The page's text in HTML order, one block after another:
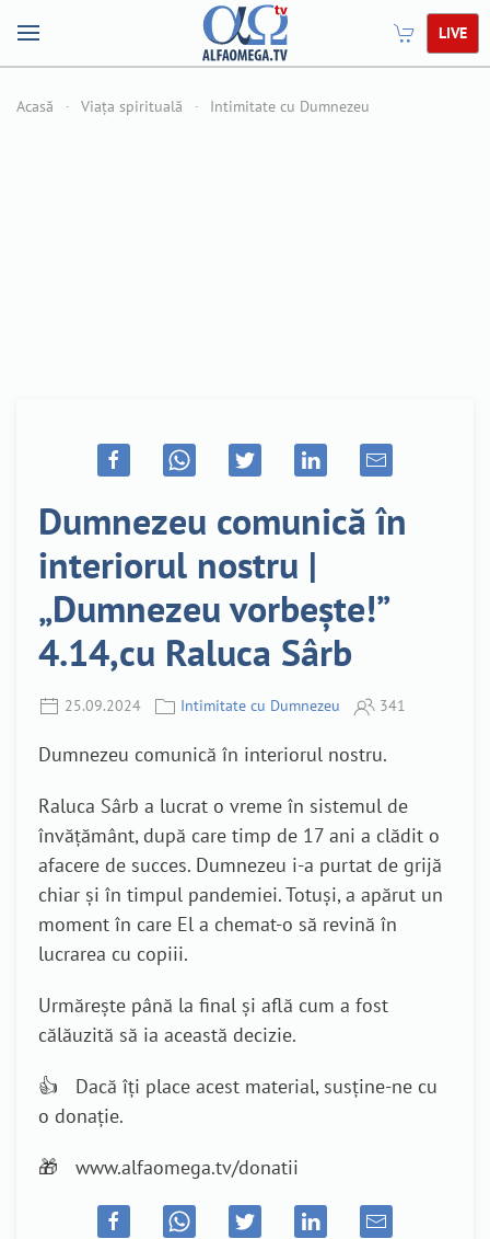
LIVE
Acasă Viața spirituală Intimitate cu Dumnezeu
Dumnezeu comunică în
interiorul nostru |
„Dumnezeu vorbește!”
4.14,cu Raluca Sârb
25.09.2024 Intimitate cu Dumnezeu 341
Dumnezeu comunică în interiorul nostru.
Raluca Sârb a lucrat o vreme în sistemul de
învățământ, după care timp de 17 ani a clădit o
afacere de succes. Dumnezeu i-a purtat de grijă
chiar și în timpul pandemiei. Totuși, a apărut un
moment în care El a chemat-o să revină în
lucrarea cu copiii.
Urmărește până la final și află cum a fost
călăuzită să ia această decizie.
👍 Dacă îți place acest material, susține-ne cu
o donație.
🎁 www.alfaomega.tv/donatii